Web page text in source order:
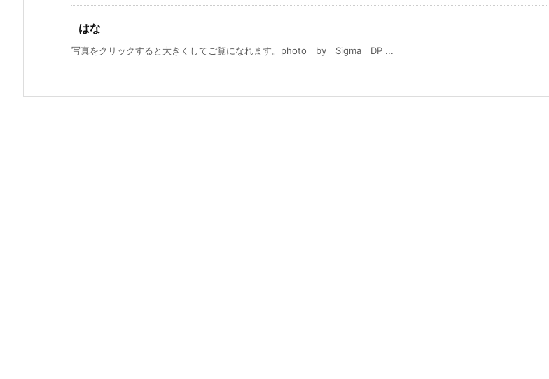
はな
写真をクリックすると大きくしてご覧になれます。photo by Sigma DP ...